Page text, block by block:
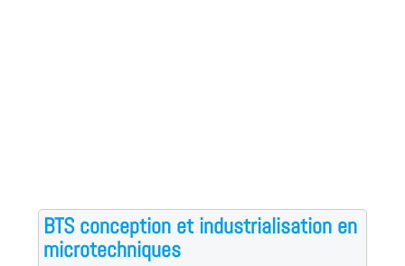
BTS conception et industrialisation en
microtechniques